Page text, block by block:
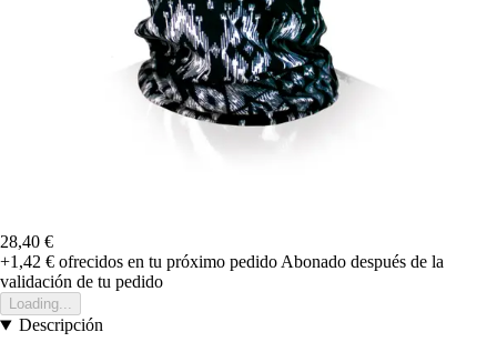
28,40 €
+1,42 € ofrecidos en tu próximo pedido Abonado después de la
validación de tu pedido
Loading...
Descripción